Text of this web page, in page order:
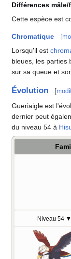
Différences mâle/
Cette espèce est
Chromatique [
Lorsqu'il est
bleues, les parties
sur sa queue et
Évolution [
Gueriaigle est
dernier peut
du niveau 54 à
Niveau 54 ▼